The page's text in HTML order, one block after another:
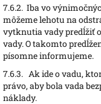
7.6.2. Iba vo
môžeme lehotu na
vytknutia vady predĺžiť
vady. O takomto
písomne informujeme.
7.6.3. Ak ide o vadu,
právo, aby bola vada
náklady.